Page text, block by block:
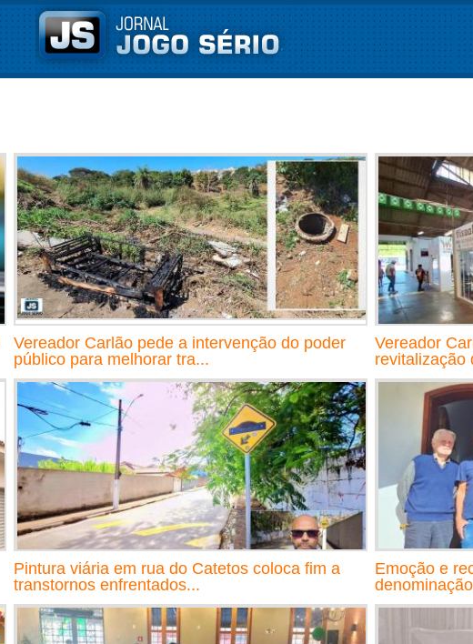
Vereador Carlão pede a intervenção do poder
público para melhorar tra...
Vereador
revitalização
Pintura viária em rua do Catetos coloca fim a
transtornos enfrentados...
Emoção e